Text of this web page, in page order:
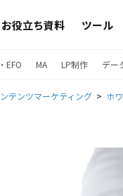
お役立ち資料 ツール
EFO MA LP制作 デー
テンツマーケティング ホ